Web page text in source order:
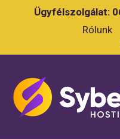
Ügyfélszolgálat:
Rólunk